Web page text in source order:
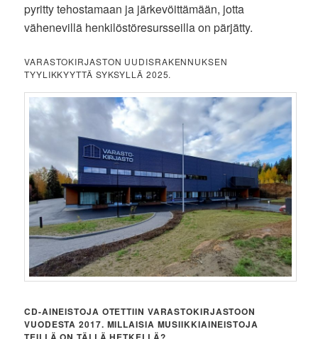
pyritty tehostamaan ja järkevöittämään, jotta
vähenevillä henkilöstöresursseilla on pärjätty.
VARASTOKIRJASTON UUDISRAKENNUKSEN
TYYLIKKYYTTÄ SYKSYLLÄ 2025.
CD-AINEISTOJA OTETTIIN VARASTOKIRJASTOON
VUODESTA 2017. MILLAISIA MUSIIKKIAINEISTOJA